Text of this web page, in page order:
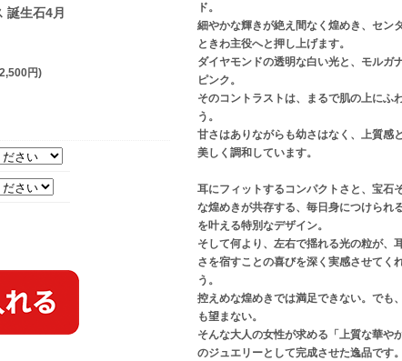
ド。
細やかな輝きが絶え間なく煌めき、セン
ときわ主役へと押し上げます。
ダイヤモンドの透明な白い光と、モルガ
ピンク。
そのコントラストは、まるで肌の上にふ
う。
甘さはありながらも幼さはなく、上質感
美しく調和しています。
耳にフィットするコンパクトさと、宝石
な煌めきが共存する、毎日身につけられ
を叶える特別なデザイン。
そして何より、左右で揺れる光の粒が、
さを宿すことの喜びを深く実感させてく
う。
控えめな煌めきでは満足できない。でも
も望まない。
そんな大人の女性が求める「上質な華や
のジュエリーとして完成させた逸品です。
誕生石4月
円)